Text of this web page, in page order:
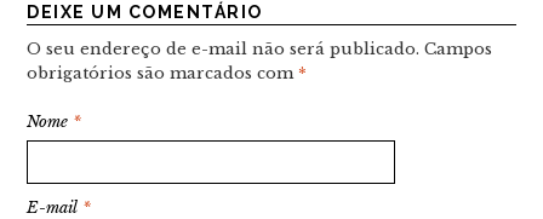
DEIXE UM COMENTÁRIO
O seu endereço de e-mail não será publicado. Campos
obrigatórios são marcados com *
Nome *
E-mail *